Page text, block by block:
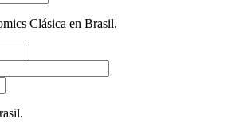
Clásica en Brasil.